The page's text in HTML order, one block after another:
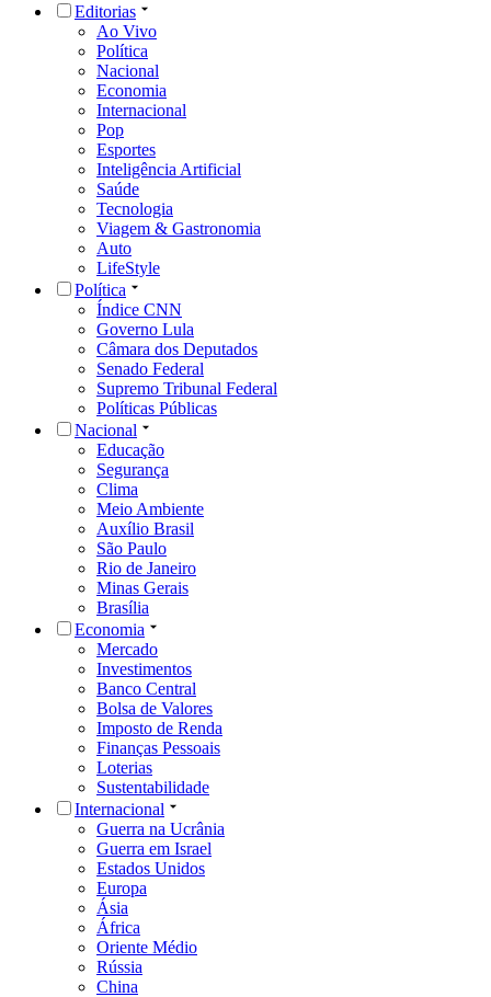
Editorias
Ao Vivo
Política
Nacional
Economia
Internacional
Pop
Esportes
Inteligência Artificial
Saúde
Tecnologia
Viagem & Gastronomia
Auto
LifeStyle
Política
Índice CNN
Governo Lula
Câmara dos Deputados
Senado Federal
Supremo Tribunal Federal
Políticas Públicas
Nacional
Educação
Segurança
Clima
Meio Ambiente
Auxílio Brasil
São Paulo
Rio de Janeiro
Minas Gerais
Brasília
Economia
Mercado
Investimentos
Banco Central
Bolsa de Valores
Imposto de Renda
Finanças Pessoais
Loterias
Sustentabilidade
Internacional
Guerra na Ucrânia
Guerra em Israel
Estados Unidos
Europa
Ásia
África
Oriente Médio
Rússia
China